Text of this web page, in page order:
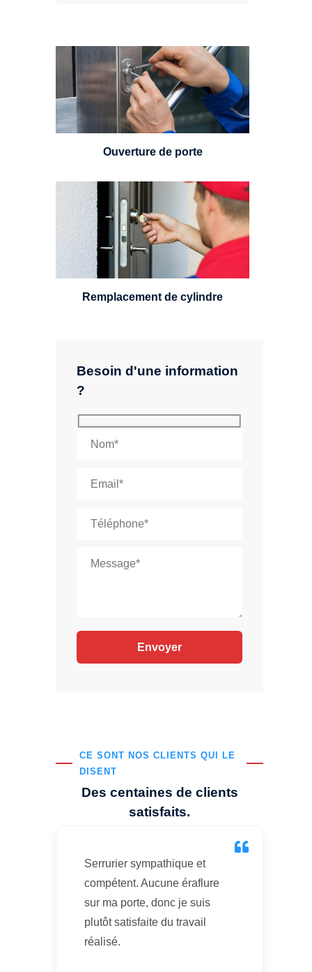
Besoin d'une information
?
CE SONT NOS CLIENTS QUI LE
DISENT
Des centaines de clients
satisfaits.
Serrurier sympathique et
compétent. Aucune éraflure
sur ma porte, donc je suis
plutôt satisfaite du travail
réalisé.
Vous avez perdu vos clés ou la
porte s'est refermée derrière vous
? Un serrurier est disponible
24h/7.
Ouverture de porte
Un serrurier sera en mesure de
choisir et remplacer un cylindre
standard, à 5 leviers ou à 3
leviers, Mul-T-Lock ou encore
multipoints.
Remplacement de cylindre